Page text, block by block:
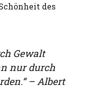
des
Gewalt
nur durch
– Albert